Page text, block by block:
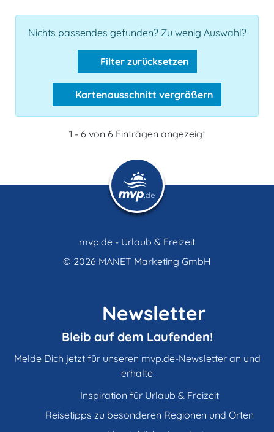
Nichts passendes gefunden? Zu wenig Auswahl?
Filter zurücksetzen
Kartenausschnitt vergrößern
1 - 6 von 6 Einträgen angezeigt
mvp.de - Urlaub & Freizeit
© 2026 MANET Marketing GmbH
Newsletter
Bleib auf dem Laufenden!
Melde Dich jetzt für unseren mvp.de-Newsletter an und
erhalte
Inspiration für Urlaub & Freizeit
Reisetipps zu besonderen Regionen und Orten